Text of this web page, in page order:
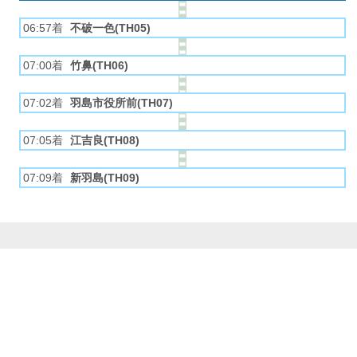
06:57着 不破一色(TH05)
07:00着 竹鼻(TH06)
07:02着 羽島市役所前(TH07)
07:05着 江吉良(TH08)
07:09着 新羽島(TH09)